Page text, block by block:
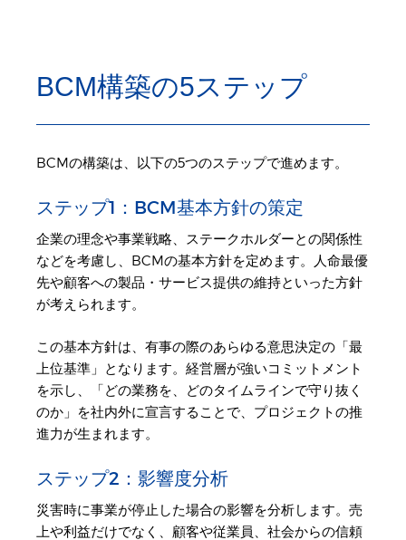
BCM構築の5ステップ
BCMの構築は、以下の5つのステップで進めます。
ステップ1：BCM基本方針の策定
企業の理念や事業戦略、ステークホルダーとの関係性
などを考慮し、BCMの基本方針を定めます。人命最優
先や顧客への製品・サービス提供の維持といった方針
が考えられます。
この基本方針は、有事の際のあらゆる意思決定の「最
上位基準」となります。経営層が強いコミットメント
を示し、「どの業務を、どのタイムラインで守り抜く
のか」を社内外に宣言することで、プロジェクトの推
進力が生まれます。
ステップ2：影響度分析
災害時に事業が停止した場合の影響を分析します。売
上や利益だけでなく、顧客や従業員、社会からの信頼